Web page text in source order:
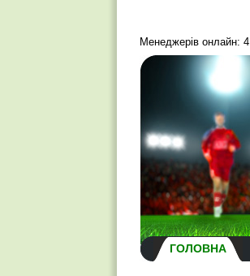
Менеджерів онлайн: 4
ГОЛОВНА